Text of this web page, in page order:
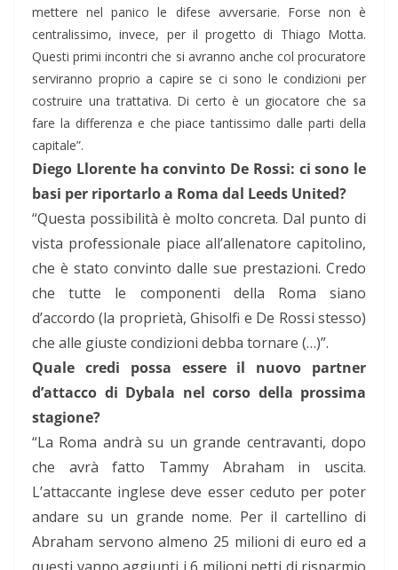
mettere nel panico le difese avversarie. Forse non è
centralissimo, invece, per il progetto di Thiago Motta.
Questi primi incontri che si avranno anche col procuratore
serviranno proprio a capire se ci sono le condizioni per
costruire una trattativa. Di certo è un giocatore che sa
fare la differenza e che piace tantissimo dalle parti della
capitale”.
Diego Llorente ha convinto De Rossi: ci sono le
basi per riportarlo a Roma dal Leeds United?
“Questa possibilità è molto concreta. Dal punto di
vista professionale piace all’allenatore capitolino,
che è stato convinto dalle sue prestazioni. Credo
che tutte le componenti della Roma siano
d’accordo (la proprietà, Ghisolfi e De Rossi stesso)
che alle giuste condizioni debba tornare (…)”.
Quale credi possa essere il nuovo partner
d’attacco di Dybala nel corso della prossima
stagione?
“La Roma andrà su un grande centravanti, dopo
che avrà fatto Tammy Abraham in uscita.
L’attaccante inglese deve esser ceduto per poter
andare su un grande nome. Per il cartellino di
Abraham servono almeno 25 milioni di euro ed a